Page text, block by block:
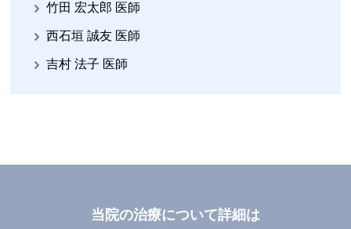
竹田 宏太郎 医師
西石垣 誠友 医師
吉村 法子 医師
当院の治療について詳細は